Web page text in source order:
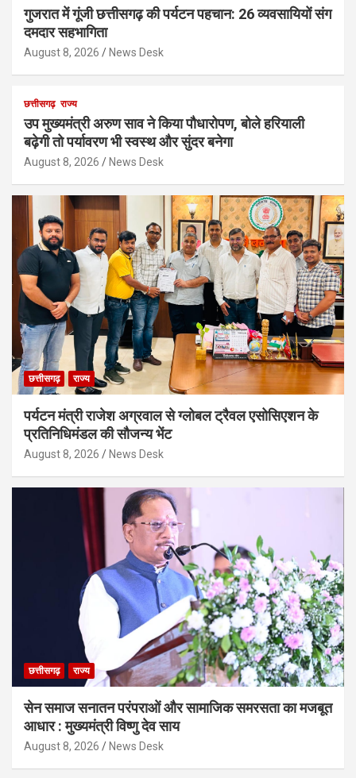
गुजरात में गूंजी छत्तीसगढ़ की पर्यटन पहचान: 26 व्यवसायियों संग
दमदार सहभागिता
August 8, 2026 News Desk
छत्तीसगढ़ राज्य
उप मुख्यमंत्री अरुण साव ने किया पौधारोपण, बोले हरियाली
बढ़ेगी तो पर्यावरण भी स्वस्थ और सुंदर बनेगा
August 8, 2026 News Desk
छत्तीसगढ़ राज्य
पर्यटन मंत्री राजेश अग्रवाल से ग्लोबल ट्रैवल एसोसिएशन के
प्रतिनिधिमंडल की सौजन्य भेंट
August 8, 2026 News Desk
छत्तीसगढ़ राज्य
सेन समाज सनातन परंपराओं और सामाजिक समरसता का मजबूत
आधार : मुख्यमंत्री विष्णु देव साय
August 8, 2026 News Desk